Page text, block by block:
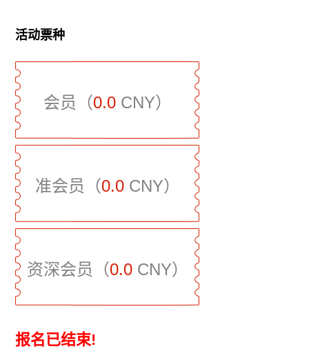
活动票种
会员（0.0CNY）
准会员（0.0CNY）
资深会员（0.0CNY）
报名已结束!